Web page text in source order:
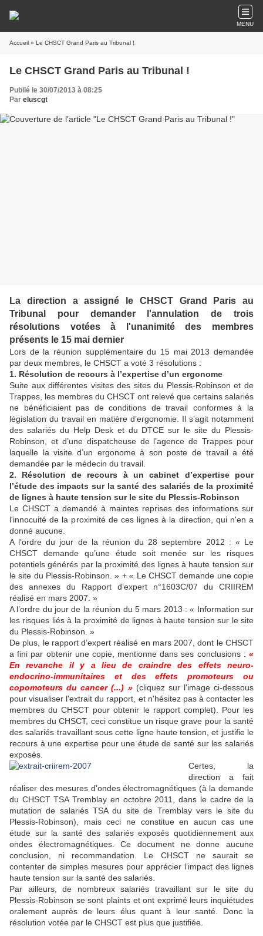
MENU
Accueil » Le CHSCT Grand Paris au Tribunal !
Le CHSCT Grand Paris au Tribunal !
Publié le 30/07/2013 à 08:25
Par eluscgt
La direction a assigné le CHSCT Grand Paris au
Tribunal pour demander l'annulation de trois
résolutions votées à l'unanimité des membres
présents le 15 mai dernier
Lors de la réunion supplémentaire du 15 mai 2013 demandée
par deux membres, le CHSCT a voté 3 résolutions :
1. Résolution de recours à l’expertise d’un ergonome
Suite aux différentes visites des sites du Plessis-Robinson et de
Trappes, les membres du CHSCT ont relevé que certains salariés
ne bénéficiaient pas de conditions de travail conformes à la
législation du travail en matière d’ergonomie. Il s’agit notamment
des salariés du Help Desk et du DTCE sur le site du Plessis-
Robinson, et d’une dispatcheuse de l’agence de Trappes pour
laquelle la visite d’un ergonome à son poste de travail a été
demandée par le médecin du travail.
2. Résolution de recours à un cabinet d’expertise pour
l’étude des impacts sur la santé des salariés de la proximité
de lignes à haute tension sur le site du Plessis-Robinson
Le CHSCT a demandé à maintes reprises des informations sur
l'innocuité de la proximité de ces lignes à la direction, qui n'en a
donné aucune.
A l’ordre du jour de la réunion du 28 septembre 2012 : « Le
CHSCT demande qu’une étude soit menée sur les risques
potentiels générés par la proximité des lignes à haute tension sur
le site du Plessis-Robinson. » + « Le CHSCT demande une copie
des annexes du Rapport d’expert n°1603C/07 du CRIIREM
réalisé en mars 2007. »
A l’ordre du jour de la réunion du 5 mars 2013 : « Information sur
les risques liés à la proximité de lignes à haute tension sur le site
du Plessis-Robinson. »
De plus, le rapport d’expert réalisé en mars 2007, dont le CHSCT
a fini par obtenir une copie, mentionne dans ses conclusions : «
En revanche il y a lieu de craindre des effets neuro-
endocrino-immunitaires et des effets promoteurs ou
copomoteurs du cancer (...) »(cliquez sur l'image ci-dessous
pour visualiser l'extrait du rapport, et n'hésitez pas à contacter les
membres du CHSCT pour obtenir le rapport complet). Pour les
membres du CHSCT, ceci constitue un risque grave pour la santé
des salariés travaillant sous cette ligne haute tension, et justifie le
recours à une expertise pour une étude de santé sur les salariés
exposés.
Certes, la
direction a fait
réaliser des mesures d'ondes électromagnétiques (à la demande
du CHSCT TSA Tremblay en octobre 2011, dans le cadre de la
mutation de salariés TSA du site de Tremblay vers le site du
Plessis-Robinson), mais ceci ne constitue en aucun cas une
étude sur la santé des salariés exposés quotidiennement aux
ondes électromagnétiques. Ce document ne donne aucune
conclusion, ni recommandation. Le CHSCT ne saurait se
contenter de simples mesures pour apprécier l’impact des lignes
haute tension sur la santé des salariés.
Par ailleurs, de nombreux salariés travaillant sur le site du
Plessis-Robinson se sont plaints et ont exprimé leurs inquiétudes
oralement auprès de leurs élus quant à leur santé. Donc la
résolution votée par le CHSCT est plus que justifiée.